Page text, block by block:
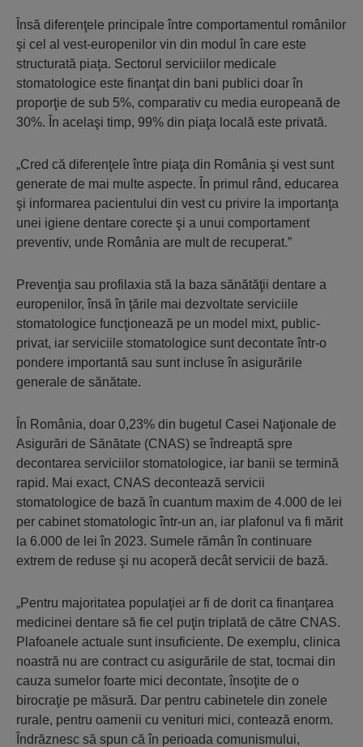
Însă diferenţele principale între comportamentul românilor
şi cel al vest-europenilor vin din modul în care este
structurată piaţa. Sectorul serviciilor medicale
stomatologice este finanţat din bani publici doar în
proporţie de sub 5%, comparativ cu media europeană de
30%. În acelaşi timp, 99% din piaţa locală este privată.
„Cred că diferenţele între piaţa din România şi vest sunt
generate de mai multe aspecte. În primul rând, educarea
şi informarea pacientului din vest cu privire la importanţa
unei igiene dentare corecte şi a unui comportament
preventiv, unde România are mult de recuperat.”
Prevenţia sau profilaxia stă la baza sănătăţii dentare a
europenilor, însă în ţările mai dezvoltate serviciile
stomatologice funcţionează pe un model mixt, public-
privat, iar serviciile stomatologice sunt decontate într-o
pondere importantă sau sunt incluse în asigurările
generale de sănătate.
În România, doar 0,23% din bugetul Casei Naţionale de
Asigurări de Sănătate (CNAS) se îndreaptă spre
decontarea serviciilor stomatologice, iar banii se termină
rapid. Mai exact, CNAS decontează servicii
stomatologice de bază în cuantum maxim de 4.000 de lei
per cabinet stomatologic într-un an, iar plafonul va fi mărit
la 6.000 de lei în 2023. Sumele rămân în continuare
extrem de reduse şi nu acoperă decât servicii de bază.
„Pentru majoritatea populaţiei ar fi de dorit ca finanţarea
medicinei dentare să fie cel puţin triplată de către CNAS.
Plafoanele actuale sunt insuficiente. De exemplu, clinica
noastră nu are contract cu asigurările de stat, tocmai din
cauza sumelor foarte mici decontate, însoţite de o
birocraţie pe măsură. Dar pentru cabinetele din zonele
rurale, pentru oamenii cu venituri mici, contează enorm.
Îndrăznesc să spun că în perioada comunismului,